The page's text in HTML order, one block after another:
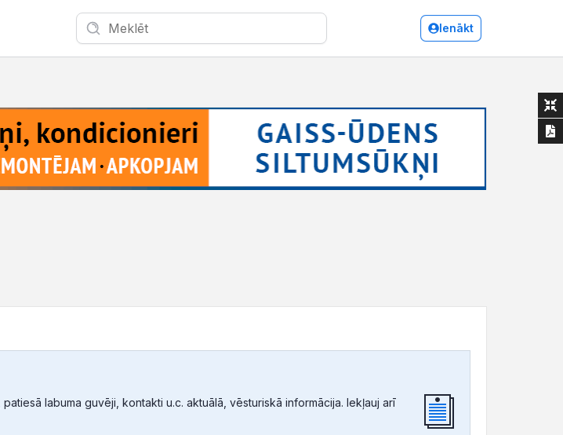
Ienākt
labuma guvēji, kontakti u.c. aktuālā, vēsturiskā informācija. Iekļauj arī